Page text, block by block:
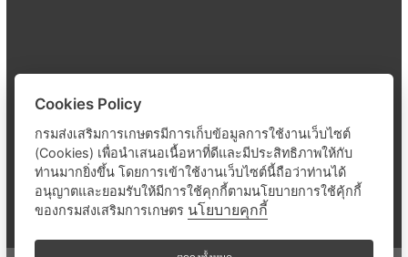
Cookies Policy
กรมส่งเสริมการเกษตรมีการเก็บข้อมูลการใช้งานเว็บไซต์
(Cookies) เพื่อนำเสนอเนื้อหาที่ดีและมีประสิทธิภาพให้กับ
ท่านมากยิ่งขึ้น โดยการเข้าใช้งานเว็บไซต์นี้ถือว่าท่านได้
อนุญาตและยอมรับให้มีการใช้คุกกี้ตามนโยบายการใช้คุ้กกี้
ของกรมส่งเสริมการเกษตร นโยบายคุกกี้